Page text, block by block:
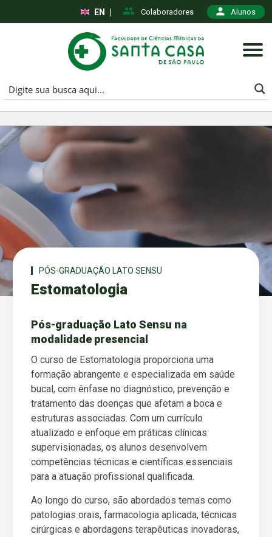
Colaboradores Alunos
EN
PÓS-GRADUAÇÃO LATO SENSU
Estomatologia
Pós-graduação Lato Sensu na
modalidade presencial
O curso de Estomatologia proporciona uma
formação abrangente e especializada em saúde
bucal, com ênfase no diagnóstico, prevenção e
tratamento das doenças que afetam a boca e
estruturas associadas. Com um currículo
atualizado e enfoque em práticas clínicas
supervisionadas, os alunos desenvolvem
competências técnicas e científicas essenciais
para a atuação profissional qualificada.
Ao longo do curso, são abordados temas como
patologias orais, farmacologia aplicada, técnicas
cirúrgicas e abordagens terapêuticas inovadoras,